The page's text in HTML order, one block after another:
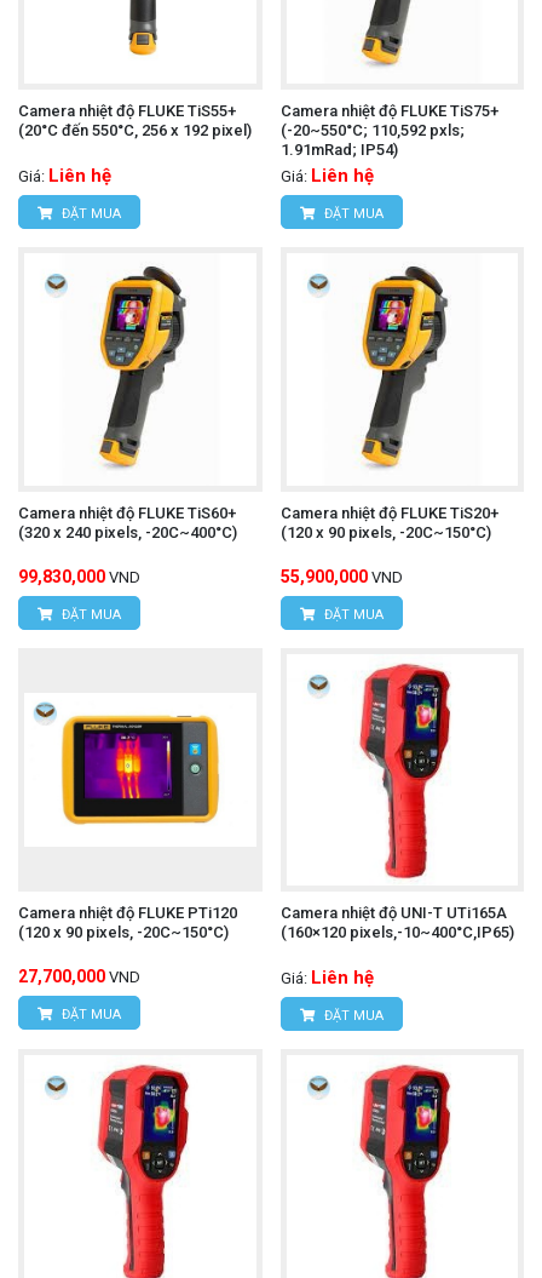
Camera nhiệt độ FLUKE TiS55+
(20°C đến 550°C, 256 x 192 pixel)
Giá: Liên hệ
ĐẶT MUA
Camera nhiệt độ FLUKE TiS75+
(-20~550°C; 110,592 pxls;
1.91mRad; IP54)
Giá: Liên hệ
ĐẶT MUA
Camera nhiệt độ FLUKE TiS60+
(320 x 240 pixels, -20C~400°C)
99,830,000 VND
ĐẶT MUA
Camera nhiệt độ FLUKE TiS20+
(120 x 90 pixels, -20C~150°C)
55,900,000 VND
ĐẶT MUA
Camera nhiệt độ FLUKE PTi120
(120 x 90 pixels, -20C~150°C)
27,700,000 VND
ĐẶT MUA
Camera nhiệt độ UNI-T UTi165A
(160×120 pixels,-10~400°C,IP65)
Giá: Liên hệ
ĐẶT MUA